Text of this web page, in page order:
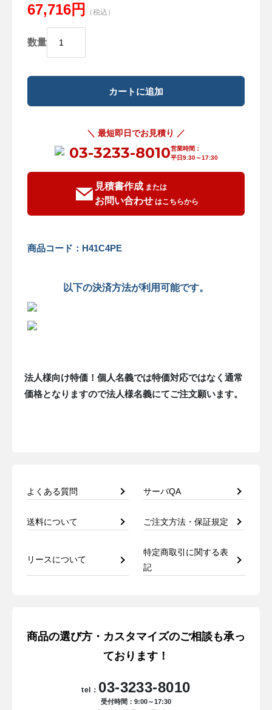
67,716円 （税込）
数量
＼ 最短即日でお見積り ／
03-3233-8010営業時間：
平日9:30～17:30
見積書作成または
お問い合わせはこちらから
商品コード：H41C4PE
以下の決済方法が利用可能です。
法人様向け特価！個人名義では特価対応ではなく通常
価格となりますので法人様名義にてご注文願います。
よくある質問 サーバQA
送料について ご注文方法・保証規定
リースについて
特定商取引に関する表
記
商品の選び方・カスタマイズのご相談も承っ
ております！
tel： 03-3233-8010
受付時間：9:00～17:30